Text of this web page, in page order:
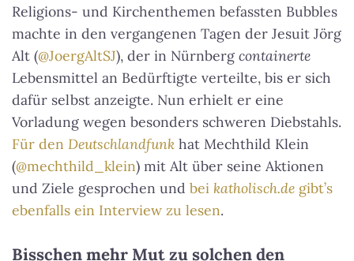
Religions- und Kirchenthemen befassten Bubbles
machte in den vergangenen Tagen der Jesuit Jörg
Alt (@JoergAltSJ), der in Nürnberg containerte
Lebensmittel an Bedürftigte verteilte, bis er sich
dafür selbst anzeigte. Nun erhielt er eine
Vorladung wegen besonders schweren Diebstahls.
Für den Deutschlandfunk hat Mechthild Klein
(@mechthild_klein) mit Alt über seine Aktionen
und Ziele gesprochen und bei katholisch.de gibt’s
ebenfalls ein Interview zu lesen.
Bisschen mehr Mut zu solchen den